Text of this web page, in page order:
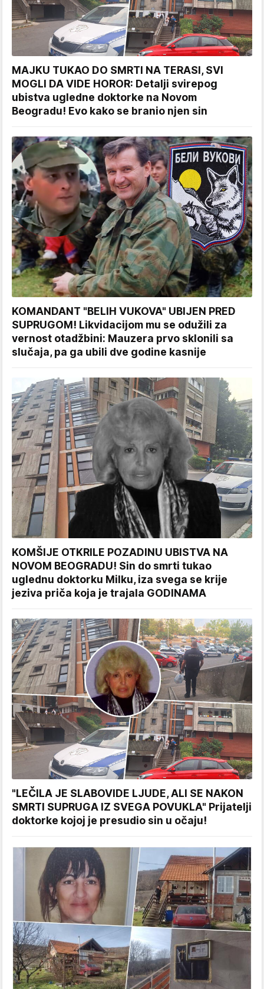
MAJKU TUKAO DO SMRTI NA TERASI, SVI
MOGLI DA VIDE HOROR: Detalji svirepog
ubistva ugledne doktorke na Novom
Beogradu! Evo kako se branio njen sin
KOMANDANT "BELIH VUKOVA" UBIJEN PRED
SUPRUGOM! Likvidacijom mu se odužili za
vernost otadžbini: Mauzera prvo sklonili sa
slučaja, pa ga ubili dve godine kasnije
KOMŠIJE OTKRILE POZADINU UBISTVA NA
NOVOM BEOGRADU! Sin do smrti tukao
uglednu doktorku Milku, iza svega se krije
jeziva priča koja je trajala GODINAMA
"LEČILA JE SLABOVIDE LJUDE, ALI SE NAKON
SMRTI SUPRUGA IZ SVEGA POVUKLA" Prijatelji
doktorke kojoj je presudio sin u očaju!